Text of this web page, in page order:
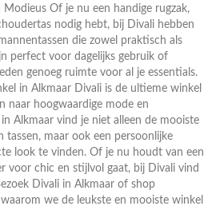
Of je nu een handige rugzak,
nodig hebt, bij Divali hebben
die zowel praktisch als
perfect voor dagelijks gebruik of
genoeg ruimte voor al je essentials.
in Alkmaar Divali is de ultieme winkel
naar hoogwaardige mode en
Alkmaar vind je niet alleen de mooiste
tassen, maar ook een persoonlijke
look te vinden. Of je nu houdt van een
voor chic en stijlvol gaat, bij Divali vind
Divali in Alkmaar of shop
we de leukste en mooiste winkel